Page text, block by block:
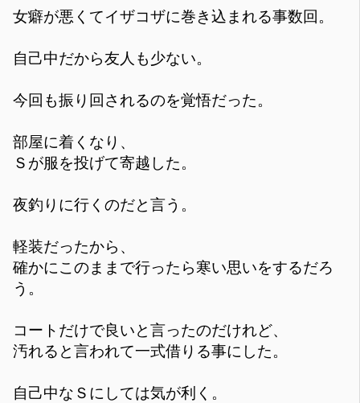
女癖が悪くてイザコザに巻き込まれる事数回。
自己中だから友人も少ない。
今回も振り回されるのを覚悟だった。
部屋に着くなり、
Ｓが服を投げて寄越した。
夜釣りに行くのだと言う。
軽装だったから、
確かにこのままで行ったら寒い思いをするだろ
う。
コートだけで良いと言ったのだけれど、
汚れると言われて一式借りる事にした。
自己中なＳにしては気が利く。